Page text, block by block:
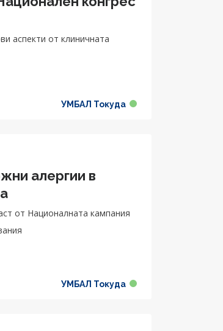
аспекти от клиничната
УМБАЛ Токуда
алергии в
от Националната кампания
УМБАЛ Токуда